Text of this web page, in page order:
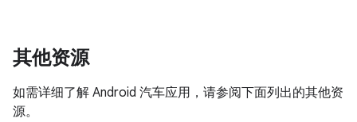
其他资源
如需详细了解 Android 汽车应用，请参阅下面列出的其他资
源。